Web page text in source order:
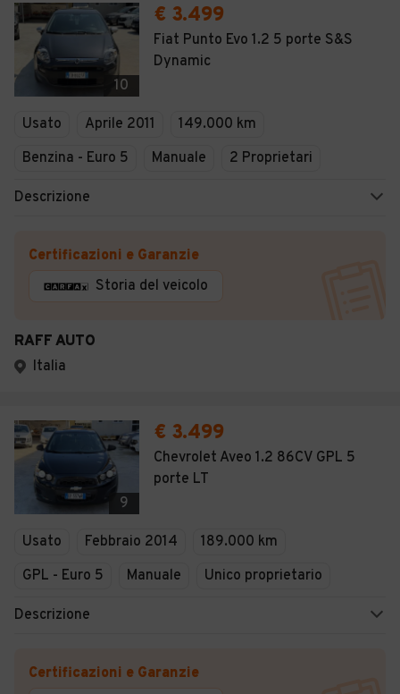
10
€ 3.499
Fiat Punto Evo 1.2 5 porte S&S
Dynamic
Usato Aprile 2011
149.000 km
Benzina - Euro 5
Manuale 2 Proprietari
Descrizione
Certificazioni e Garanzie
Storia del veicolo
RAFF AUTO
Italia
9
€ 3.499
Chevrolet Aveo 1.2 86CV GPL 5
porte LT
Usato Febbraio 2014
189.000 km
GPL - Euro 5
Manuale Unico proprietario
Descrizione
Certificazioni e Garanzie